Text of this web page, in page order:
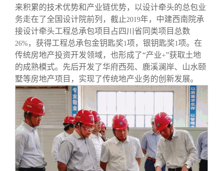
来积累的技术优势和产业链优势，以设计牵头的总包业
务走在了全国设计院前列，截止2019年，中建西南院承
接设计牵头工程总承包项目占四川省同类项目总数
26% ，获得工程总承包金钥匙奖1 项，银钥匙奖1 项。在
传统房地产投资开发领域，也形成了“产业+”获取土地
的成熟模式。先后开发了华府西苑、鹿溪澜岸、山水颐
墅等房地产项目，实现了传统地产业务的创新发展。